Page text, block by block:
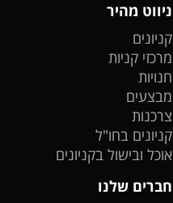
ניווט מהיר
קניונים
מרכזי קניות
חנויות
מבצעים
צרכנות
קניונים בחו"ל
אוכל ובישול בקניונים
חברים שלנו